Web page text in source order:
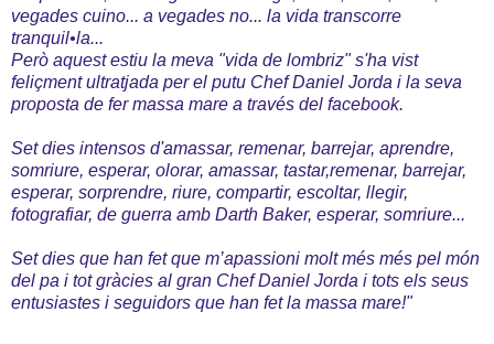
vegades cuino... a vegades no... la vida transcorre
tranquil•la...
Però aquest estiu la meva "vida de lombriz" s'ha vist
feliçment ultratjada per el putu Chef Daniel Jorda i la seva
proposta de fer massa mare a través del facebook.
Set dies intensos d'amassar, remenar, barrejar, aprendre,
somriure, esperar, olorar, amassar, tastar,remenar, barrejar,
esperar, sorprendre, riure, compartir, escoltar, llegir,
fotografiar, de guerra amb Darth Baker, esperar, somriure...
Set dies que han fet que m’apassioni molt més més pel món
del pa i tot gràcies al gran Chef Daniel Jorda i tots els seus
entusiastes i seguidors que han fet la massa mare!"